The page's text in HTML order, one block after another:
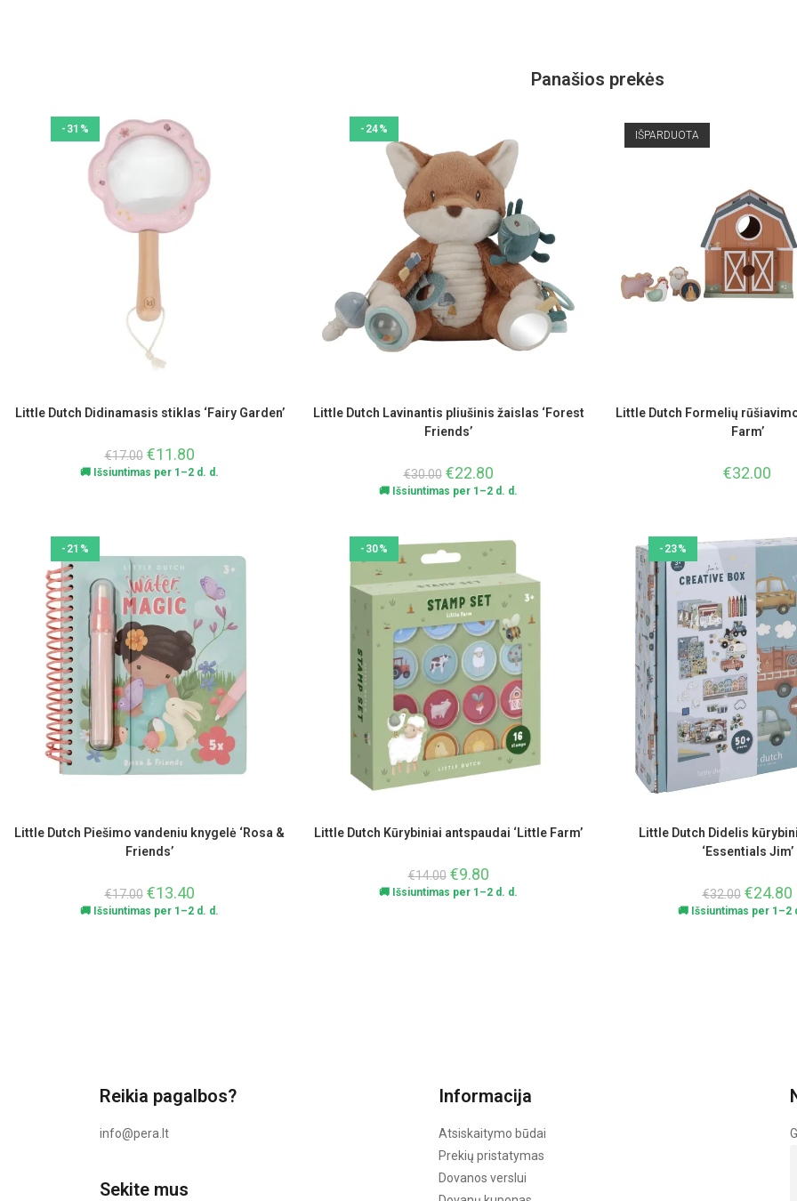
Panašios prekės
-31%
Little Dutch Didinamasis stiklas ‘Fairy Garden’
€17.00 €11.80
🚚 Išsiuntimas per 1–2 d. d.
-24%
Little Dutch Lavinantis pliušinis žaislas ‘Forest
Friends’
€30.00 €22.80
🚚 Išsiuntimas per 1–2 d. d.
IŠPARDUOTA
Little Dutch Formelių
Farm’
€32.00
-21%
Little Dutch Piešimo vandeniu knygelė ‘Rosa &
Friends’
€17.00 €13.40
🚚 Išsiuntimas per 1–2 d. d.
-30%
Little Dutch Kūrybiniai antspaudai ‘Little Farm’
€14.00 €9.80
🚚 Išsiuntimas per 1–2 d. d.
-23%
Little Dutch Didelis
‘Essentials Jim’
€32.00 €24.80
🚚 Išsiuntimas per 1–2
Reikia pagalbos?
info@pera.lt
Sekite mus
Informacija
Atsiskaitymo būdai
Prekių pristatymas
Dovanos verslui